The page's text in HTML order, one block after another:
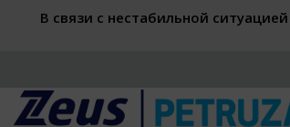
В связи с нестабильной